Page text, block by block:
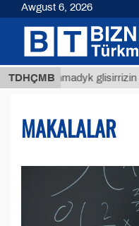
TDHÇMBglisirrizin turşusy
MAKALALAR
Awgust 6, 2026